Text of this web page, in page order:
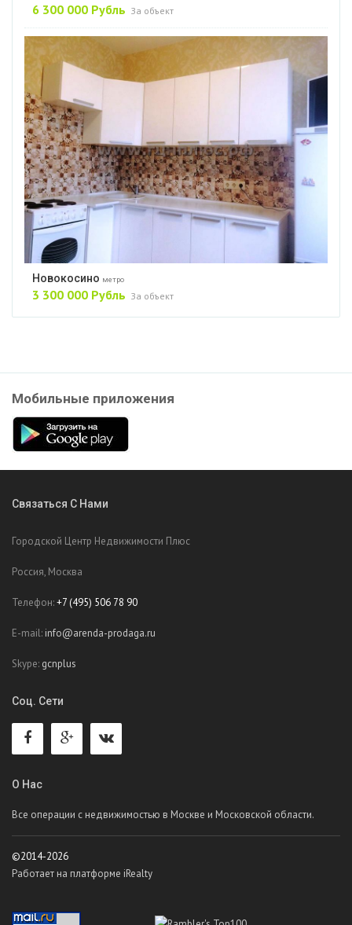
6 300 000 Рубль За объект
Новокосино метро
3 300 000 Рубль За объект
Мобильные приложения
Связаться С Нами
Городской Центр Недвижимости Плюс
Россия, Москва
Телефон:+7 (495) 506 78 90
E-mail: info@arenda-prodaga.ru
Skype: gcnplus
Соц. Сети
О Нас
Все операции с недвижимостью в Москве и Московской области.
©2014-2026
Работает на платформе iRealty